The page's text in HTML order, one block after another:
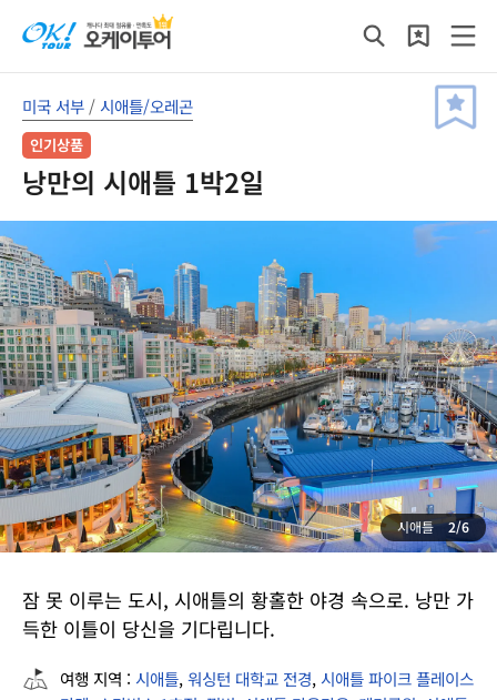
미국 서부 /시애틀/오레곤
인기상품
낭만의 시애틀 1박2일
시애틀 2/6
잠 못 이루는 도시, 시애틀의 황홀한 야경 속으로. 낭만 가
득한 이틀이 당신을 기다립니다.
여행 지역 : 시애틀, 워싱턴 대학교 전경, 시애틀 파이크 플레이스